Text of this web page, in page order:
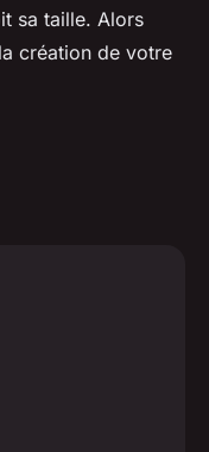
sa taille. Alors
création de votre